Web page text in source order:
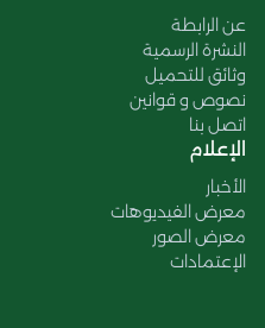
عن الرابطة
النشرة الرسمية
وثائق للتحميل
نصوص و قوانين
اتصل بنا
الإعلام
الأخبار
معرض الفيديوهات
معرض الصور
الإعتمادات